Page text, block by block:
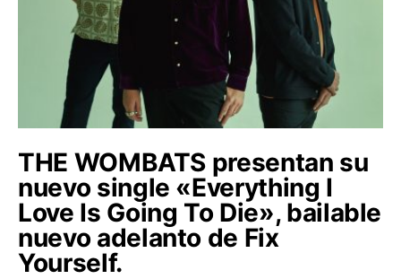
THE WOMBATS presentan su
nuevo single «Everything I
Love Is Going To Die», bailable
nuevo adelanto de Fix
Yourself.